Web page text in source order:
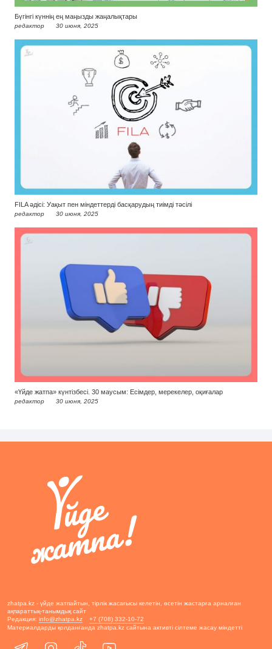
Бүгінгі күннің ең маңызды жаңалықтары
редактор 30 июня, 2025
FILA әдісі: Уақыт пен міндеттерді басқарудың тиімді тәсілі
редактор 30 июня, 2025
«Үйде жатпа» күнтізбесі. 30 маусым: Есімдер, мерекелер, оқиғалар
редактор 30 июня, 2025
zhatpa.kz - үйде жатпайтын, тірлік жасағысы келетін, өсетін жастарға арналған
ақпараттық-танымдық сайт
Редакция: info@zhatpa.kz
+7 (708) 332-10-72
Материалдарды қолданғанда zhatpa.kz сайтына активті сілтеме жасау міндетті